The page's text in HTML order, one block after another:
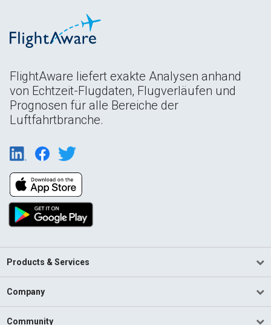
FlightAware liefert exakte Analysen anhand
von Echtzeit-Flugdaten, Flugverläufen und
Prognosen für alle Bereiche der
Luftfahrtbranche.
Products & Services
Company
Community